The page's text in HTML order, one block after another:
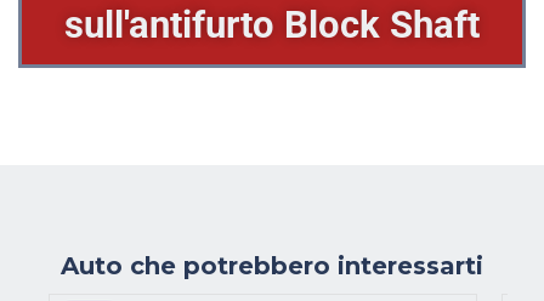
sull'antifurto Block Shaft
Auto che potrebbero interessarti